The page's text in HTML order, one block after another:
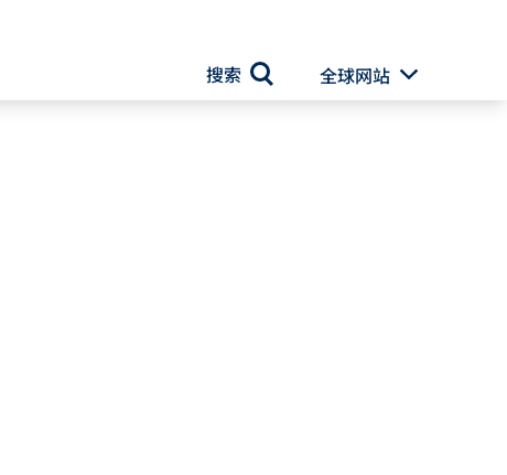
搜索
搜索 全球网站 Toggle